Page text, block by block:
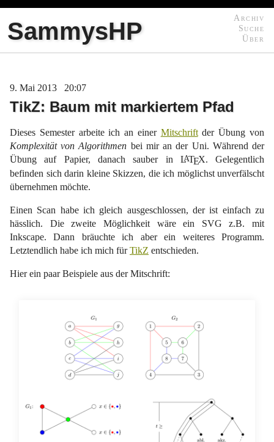
Archiv
Suche
Über
SammysHP
9 Mai 2013 20:07
TikZ: Baum mit markiertem Pfad
Dieses Semester arbeite ich an einer Mitschriftder Übung von
Komplexität von Algorithmen bei mir an der Uni. Während der
Übung auf Papier, danach sauber inLATEX. Gelegentlich
befinden sich darin kleine Skizzen, die ich möglichst unverfälscht
übernehmen möchte.
Einen Scan habe ich gleich ausgeschlossen, der ist einfach zu
hässlich. Die zweite Möglichkeit wäre ein SVG z.B. mit
Inkscape. Dann bräuchte ich aber ein weiteres Programm.
Letztendlich habe ich mich fürTikZ entschieden.
Hier ein paar Beispiele aus der Mitschrift: